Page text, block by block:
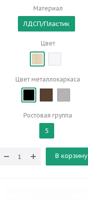
Материал
ЛДСП/Пластик
Цвет
Цвет металлокаркаса
Ростовая группа
5
В корзину